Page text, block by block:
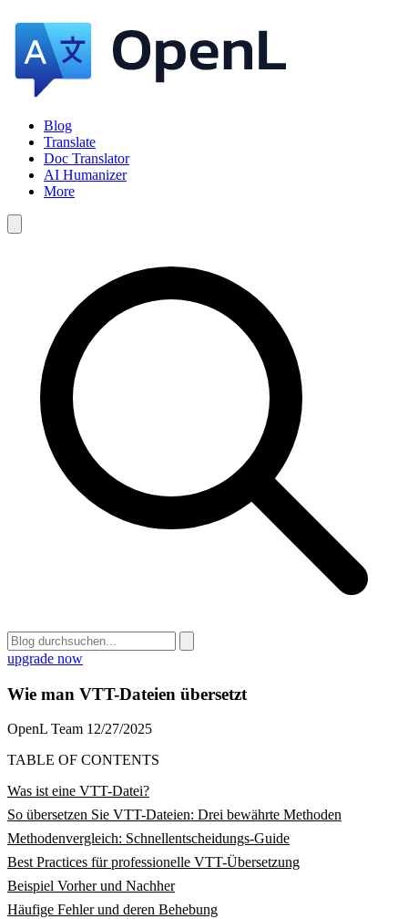
Blog
Translate
Doc Translator
AI Humanizer
More
upgrade now
Wie man VTT-Dateien übersetzt
OpenL Team 12/27/2025
TABLE OF CONTENTS
Was ist eine VTT-Datei?
So übersetzen Sie VTT-Dateien: Drei bewährte Methoden
Methodenvergleich: Schnellentscheidungs-Guide
Best Practices für professionelle VTT-Übersetzung
Beispiel Vorher und Nachher
Häufige Fehler und deren Behebung